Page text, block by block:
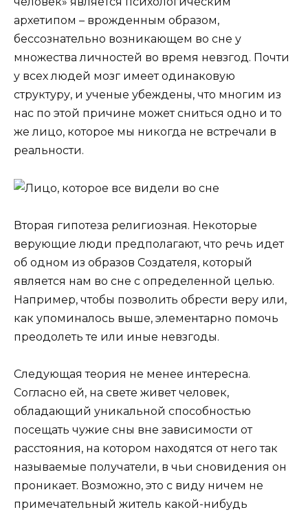
архетипом – врожденным образом,
бессознательно возникающем во сне у
множества личностей во время невзгод. Почти
у всех людей мозг имеет одинаковую
структуру, и ученые убеждены, что многим из
нас по этой причине может сниться одно и то
же лицо, которое мы никогда не встречали в
реальности.
Вторая гипотеза религиозная. Некоторые
верующие люди предполагают, что речь идет
об одном из образов Создателя, который
является нам во сне с определенной целью.
Например, чтобы позволить обрести веру или,
как упоминалось выше, элементарно помочь
преодолеть те или иные невзгоды.
Следующая теория не менее интересна.
Согласно ей, на свете живет человек,
обладающий уникальной способностью
посещать чужие сны вне зависимости от
расстояния, на котором находятся от него так
называемые получатели, в чьи сновидения он
проникает. Возможно, это с виду ничем не
примечательный житель какой-нибудь